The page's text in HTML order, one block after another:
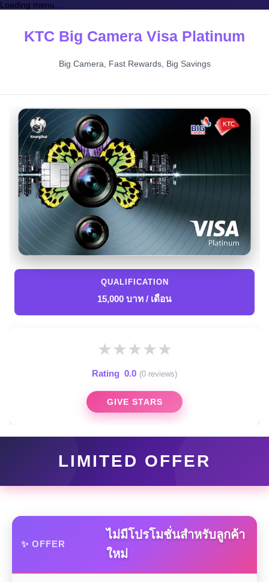
Loading menu...
KTC Big Camera Visa Platinum
Big Camera, Fast Rewards, Big Savings
QUALIFICATION
15,000 บาท / เดือน
★★★★★
Rating 0.0 (0 reviews)
GIVE STARS
LIMITED OFFER
✨ OFFER
ไม่มีโปรโมชั่นสำหรับลูกค้า
ใหม่